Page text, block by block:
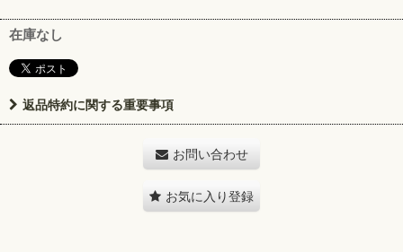
在庫なし
返品特約に関する重要事項
お問い合わせ
お気に入り登録